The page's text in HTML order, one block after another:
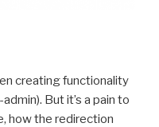
creating functionality
But it’s a pain to
how the redirection